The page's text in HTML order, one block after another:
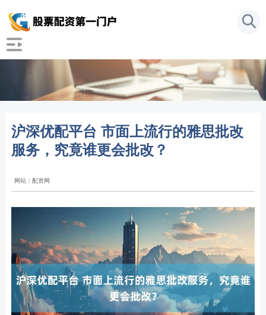
沪深优配平台 市面上流行的雅思批改
服务，究竟谁更会批改？
网站：配资网